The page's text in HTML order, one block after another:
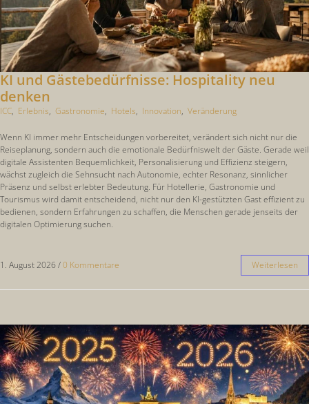
KI und Gästebedürfnisse: Hospitality neu
denken
ICC, Erlebnis, Gastronomie, Hotels, Innovation, Veränderung
Wenn KI immer mehr Entscheidungen vorbereitet, verändert sich nicht nur die
Reiseplanung, sondern auch die emotionale Bedürfniswelt der Gäste. Gerade weil
digitale Assistenten Bequemlichkeit, Personalisierung und Effizienz steigern,
wächst zugleich die Sehnsucht nach Autonomie, echter Resonanz, sinnlicher
Präsenz und selbst erlebter Bedeutung. Für Hotellerie, Gastronomie und
Tourismus wird damit entscheidend, nicht nur den KI-gestützten Gast effizient zu
bedienen, sondern Erfahrungen zu schaffen, die Menschen gerade jenseits der
digitalen Optimierung suchen.
1. August 2026/0 Kommentare Weiterlesen